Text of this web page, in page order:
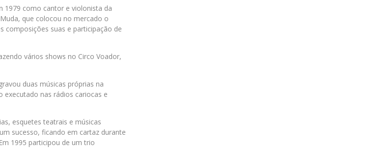
1979 como cantor e violonista da
que colocou no mercado o
composições suas e participação de
vários shows no Circo Voador,
duas músicas próprias na
executado nas rádios cariocas e
esquetes teatrais e músicas
sucesso, ficando em cartaz durante
1995 participou de um trio